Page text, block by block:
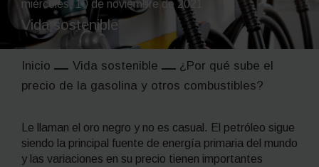
miércoles, 10 de noviembre de 2021
Vida sostenible
Inicio Vida sostenible
¿Por qué sube el
precio de la gasolina y otros combustibles?
Le llaman el oro negro y no es casual. El petróleo sigue
siendo la principal fuente de energía primaria del mundo
y las variaciones en su precio tienen importantes